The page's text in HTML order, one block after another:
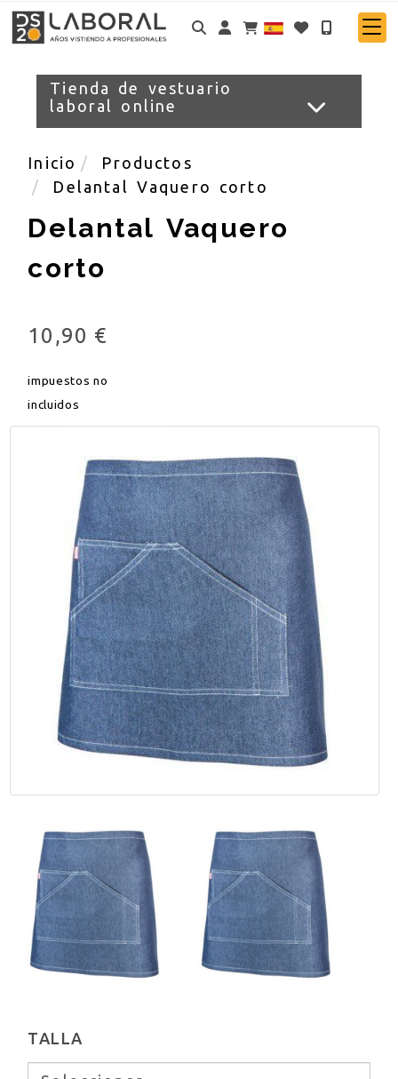
Identifícate
Tienda de vestuario
laboral online
Inicio
Productos
Delantal Vaquero corto
Delantal Vaquero
corto
10,90 €
impuestos no
incluidos
TALLA